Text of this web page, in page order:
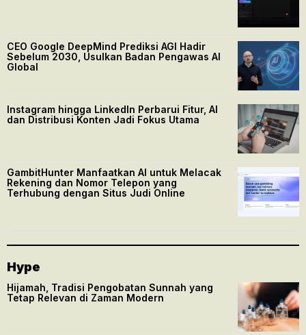
CEO Google DeepMind Prediksi AGI Hadir
Sebelum 2030, Usulkan Badan Pengawas AI
Global
Instagram hingga LinkedIn Perbarui Fitur, AI
dan Distribusi Konten Jadi Fokus Utama
GambitHunter Manfaatkan AI untuk Melacak
Rekening dan Nomor Telepon yang
Terhubung dengan Situs Judi Online
Hype
Hijamah, Tradisi Pengobatan Sunnah yang
Tetap Relevan di Zaman Modern